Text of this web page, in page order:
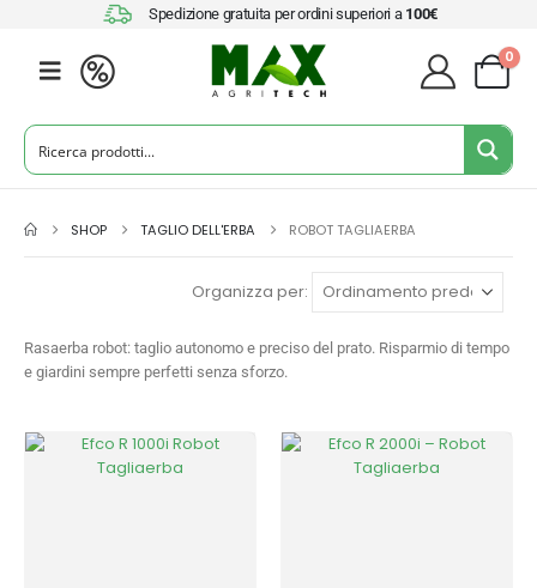
Spedizione gratuita per ordini superiori a 100€
0
SHOP TAGLIO DELL'ERBA ROBOT TAGLIAERBA
Organizza per:
Rasaerba robot: taglio autonomo e preciso del prato. Risparmio di tempo
e giardini sempre perfetti senza sforzo.